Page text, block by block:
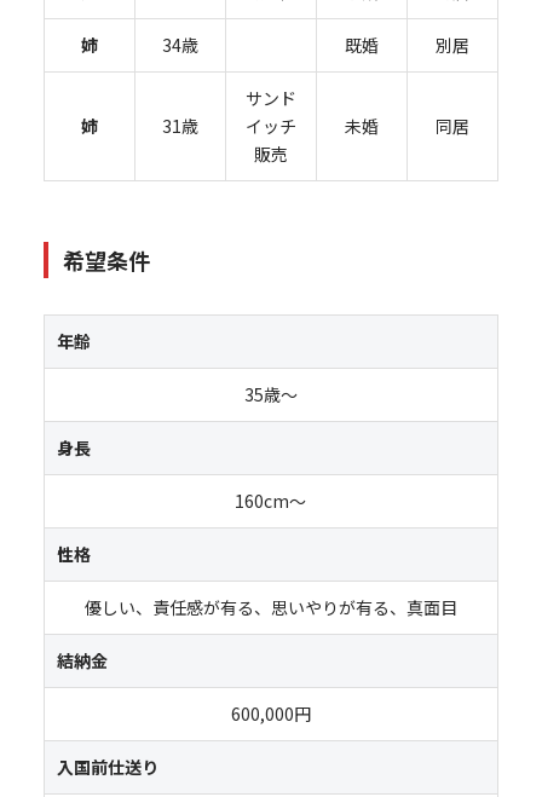
姉 34歳 既婚 別居
姉 31歳
サンド
イッチ
販売
未婚 同居
希望条件
年齢
35歳～
身長
160cm～
性格
優しい、責任感が有る、思いやりが有る、真面目
結納金
600,000円
入国前仕送り